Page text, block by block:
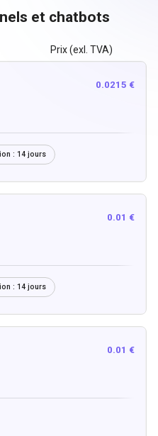
et chatbots
Prix (exl. TVA)
0.0215 €
: 14 jours
0.01 €
: 14 jours
0.01 €